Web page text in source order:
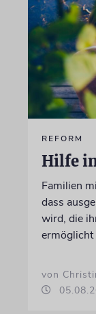
REFORM
Hilfe
Familien
dass
wird, die
ermöglicht
von